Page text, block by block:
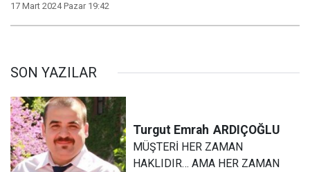
17 Mart 2024 Pazar 19:42
SON YAZILAR
Turgut Emrah ARDIÇOĞLU
MÜŞTERİ HER ZAMAN
HAKLIDIR… AMA HER ZAMAN